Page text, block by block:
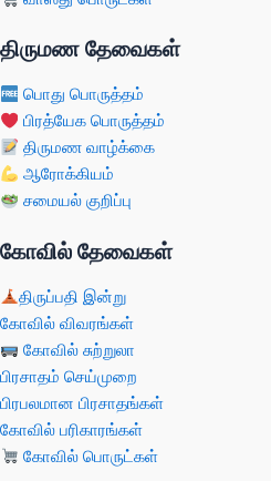
திருமண தேவைகள்
பொது பொருத்தம்
பிரத்யேக பொருத்தம்
திருமண வாழ்க்கை
ஆரோக்கியம்
சமையல் குறிப்பு
கோவில் தேவைகள்
திருப்பதி இன்று
கோவில் விவரங்கள்
கோவில் சுற்றுலா
பிரசாதம் செய்முறை
பிரபலமான பிரசாதங்கள்
கோவில் பரிகாரங்கள்
கோவில் பொருட்கள்